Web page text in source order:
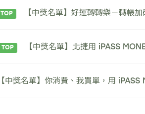
TOP 【中獎名單】好運轉轉樂－轉帳
TOP 【中獎名單】北捷用 iPASS
【中獎名單】你消費、我買單，用 iPASS